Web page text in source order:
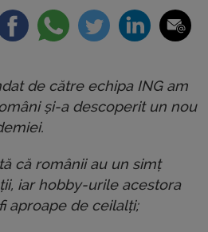
în persoană cu noi […]
de către echipa ING am
și-a descoperit un nou
că românii au un simț
iar hobby-urile acestora
aproape de ceilalți;